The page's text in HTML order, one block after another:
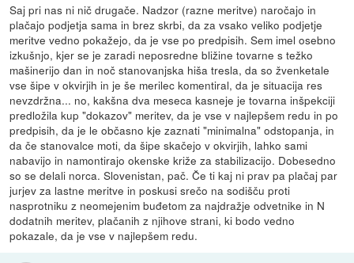
Saj pri nas ni nič drugače. Nadzor (razne meritve) naročajo in
plačajo podjetja sama in brez skrbi, da za vsako veliko podjetje
meritve vedno pokažejo, da je vse po predpisih. Sem imel osebno
izkušnjo, kjer se je zaradi neposredne bližine tovarne s težko
mašinerijo dan in noč stanovanjska hiša tresla, da so žvenketale
vse šipe v okvirjih in je še merilec komentiral, da je situacija res
nevzdržna... no, kakšna dva meseca kasneje je tovarna inšpekciji
predložila kup "dokazov" meritev, da je vse v najlepšem redu in po
predpisih, da je le občasno kje zaznati "minimalna" odstopanja, in
da če stanovalce moti, da šipe skačejo v okvirjih, lahko sami
nabavijo in namontirajo okenske križe za stabilizacijo. Dobesedno
so se delali norca. Slovenistan, pač. Če ti kaj ni prav pa plačaj par
jurjev za lastne meritve in poskusi srečo na sodišču proti
nasprotniku z neomejenim buđetom za najdražje odvetnike in N
dodatnih meritev, plačanih z njihove strani, ki bodo vedno
pokazale, da je vse v najlepšem redu.